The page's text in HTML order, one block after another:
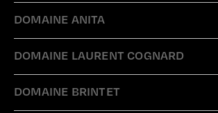
DOMAINE ANITA
DOMAINE LAURENT COGNARD
DOMAINE BRINTET